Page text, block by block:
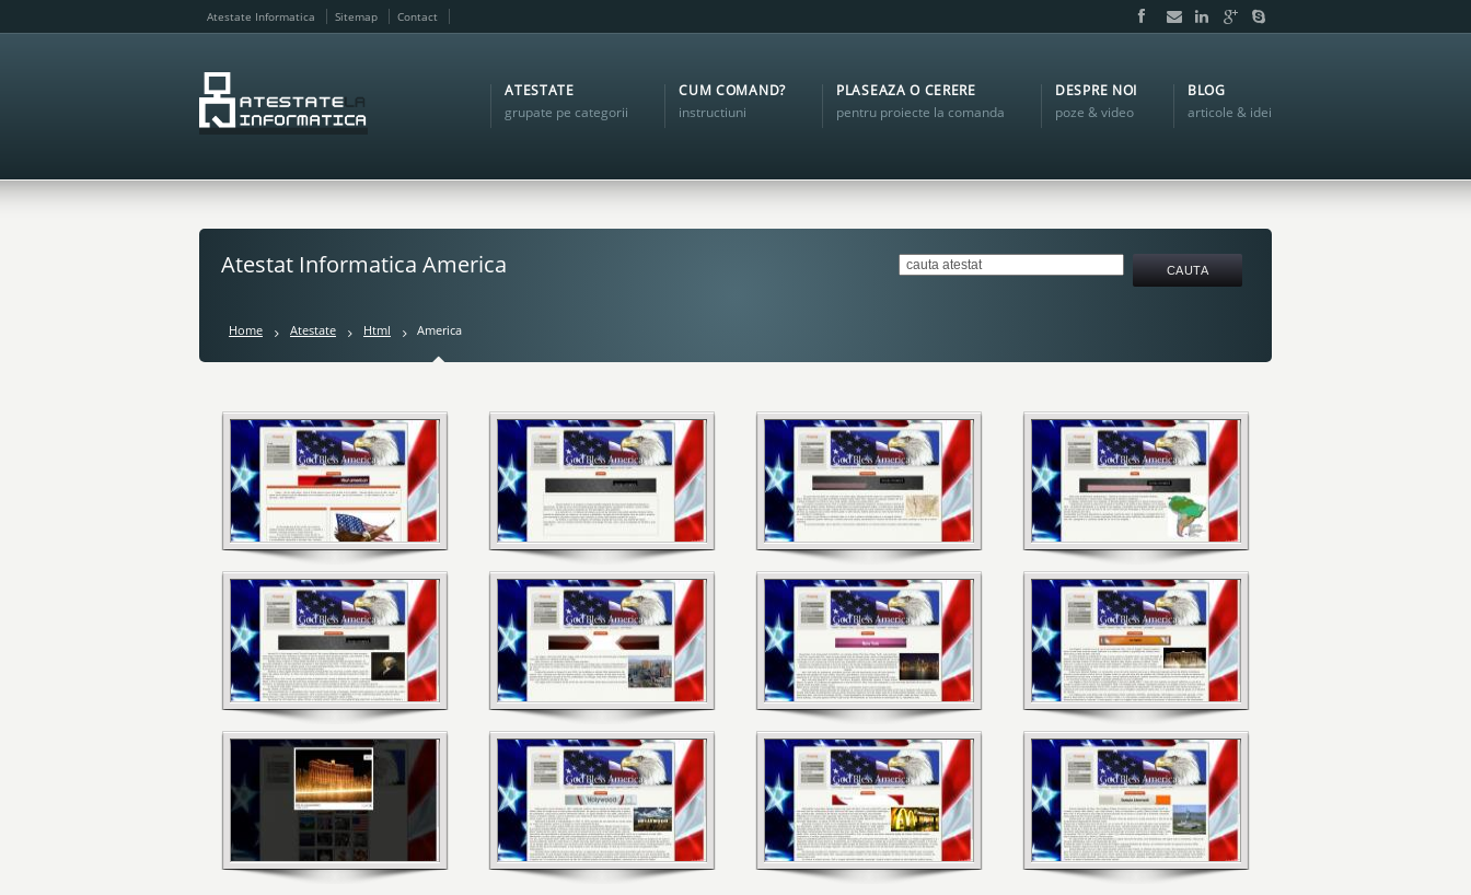
Atestate Informatica Sitemap Contact
ATESTATE
grupate pe categorii
CUM COMAND?
instructiuni
PLASEAZA O CERERE
pentru proiecte la comanda
DESPRE NOI
poze & video
BLOG
articole & idei
Atestat Informatica America
Home Atestate Html America